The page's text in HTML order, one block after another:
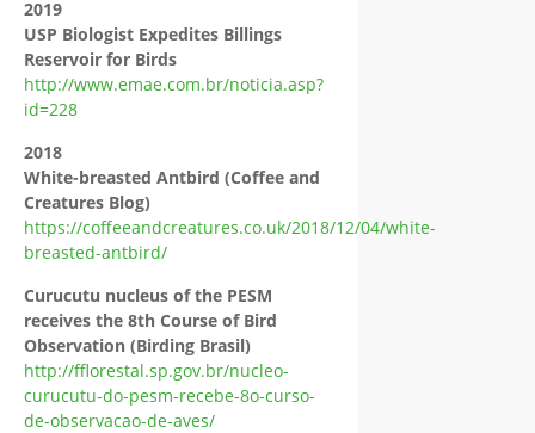
2019
USP Biologist Expedites Billings
Reservoir for Birds
http://www.emae.com.br/noticia.asp?
id=228
2018
White-breasted Antbird (Coffee and
Creatures Blog)
https://coffeeandcreatures.co.uk/2018/12/04/white-
breasted-antbird/
Curucutu nucleus of the PESM
receives the 8th Course of Bird
Observation (Birding Brasil)
http://fflorestal.sp.gov.br/nucleo-
curucutu-do-pesm-recebe-8o-curso-
de-observacao-de-aves/